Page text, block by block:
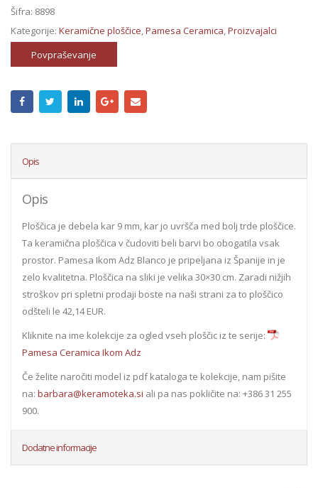
Šifra: 8898
Kategorije: Keramične ploščice Pamesa Ceramica Proizvajalci
Povpraševanje
Opis
Opis
Ploščica je debela kar 9 mm, kar jo uvršča med bolj trde ploščice.
Ta keramična ploščica v čudoviti beli barvi bo obogatila vsak
prostor. Pamesa Ikom Adz Blanco je pripeljana iz Španije in je
zelo kvalitetna. Ploščica na sliki je velika 30×30 cm. Zaradi nižjih
stroškov pri spletni prodaji boste na naši strani za to ploščico
odšteli le 42,14 EUR.
Kliknite na ime kolekcije za ogled vseh ploščic iz te serije:
Pamesa Ceramica Ikom Adz
Če želite naročiti model iz pdf kataloga te kolekcije, nam pišite
na: barbara@keramoteka.si ali pa nas pokličite na: +386 31 255
900.
Dodatne informacije